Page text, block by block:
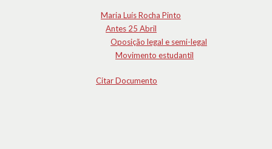
Maria Luís Rocha Pinto
Antes 25 Abril
Oposição legal e semi-legal
Movimento estudantil
Citar Documento